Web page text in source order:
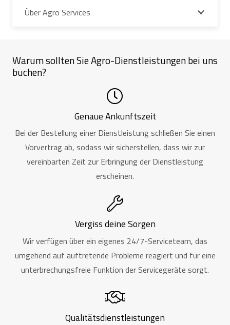
Über Agro Services
Warum sollten Sie Agro-Dienstleistungen bei uns
buchen?
Genaue Ankunftszeit
Bei der Bestellung einer Dienstleistung schließen Sie einen
Vorvertrag ab, sodass wir sicherstellen, dass wir zur
vereinbarten Zeit zur Erbringung der Dienstleistung
erscheinen.
Vergiss deine Sorgen
Wir verfügen über ein eigenes 24/7-Serviceteam, das
umgehend auf auftretende Probleme reagiert und für eine
unterbrechungsfreie Funktion der Servicegeräte sorgt.
Qualitätsdienstleistungen